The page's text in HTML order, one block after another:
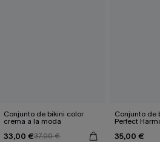
Conjunto de bikini color
crema a la moda
33,00 €37,00 €
Conjunto de
Perfect
35,00 €